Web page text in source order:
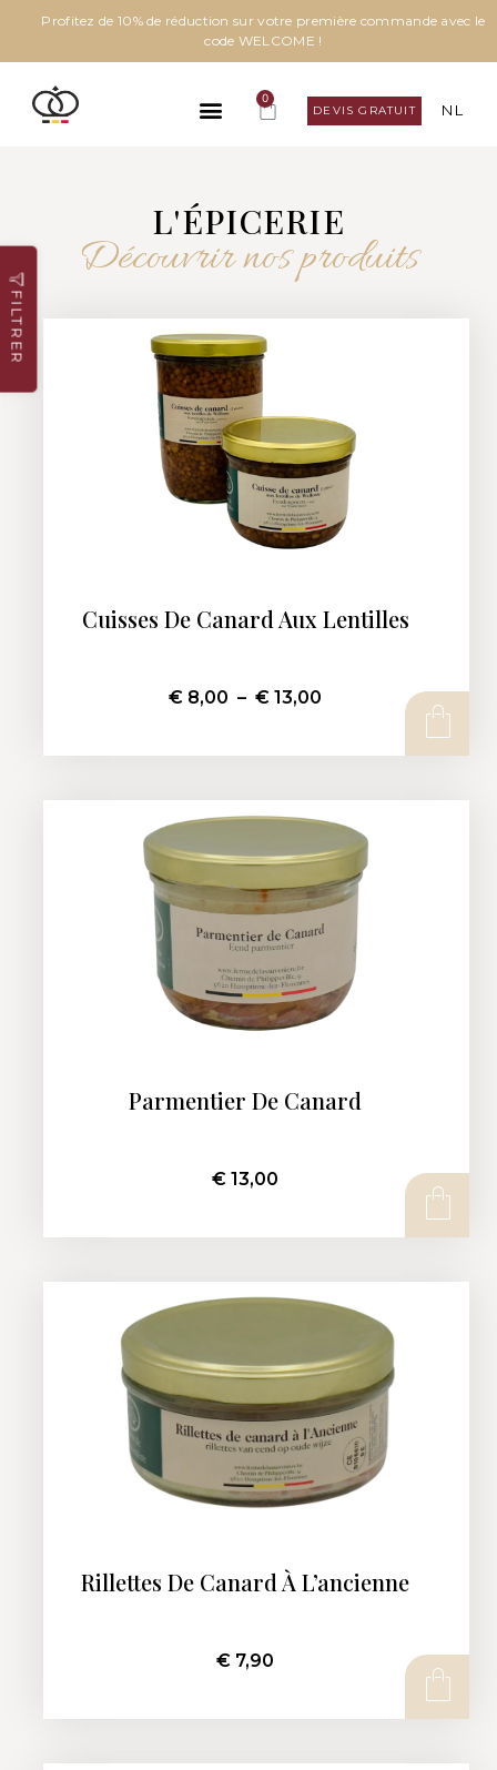
Profitez de 10% de réduction sur votre première commande avec le
code WELCOME !
0
DEVIS GRATUIT NL
L'ÉPICERIE
Découvrir nos produits
FILTRER
Cuisses De Canard Aux Lentilles
€ 8,00 – € 13,00
Parmentier De Canard
€ 13,00
Rillettes De Canard À L’ancienne
€ 7,90